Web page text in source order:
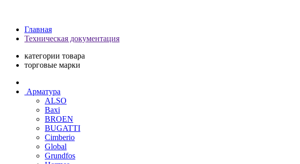
Главная
Техническая документация
категории товара
торговые марки
Арматура
ALSO
Baxi
BROEN
BUGATTI
Cimberio
Global
Grundfos